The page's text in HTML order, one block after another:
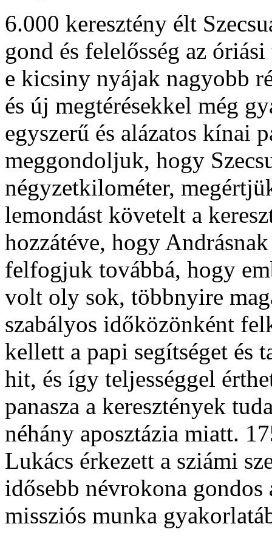
6.000 keresztény élt
gond és felelősség az
e kicsiny nyájak nagyobb
és új megtérésekkel még
egyszerű és alázatos kínai
meggondoljuk, hogy
négyzetkilométer,
lemondást követelt a
hozzátéve, hogy
felfogjuk továbbá, hogy
volt oly sok, többnyire
szabályos időközönként
kellett a papi segítséget és
hit, és így teljességgel
panasza a keresztények
néhány aposztázia miatt.
Lukács érkezett a sziámi
idősebb névrokona gondos
missziós munka